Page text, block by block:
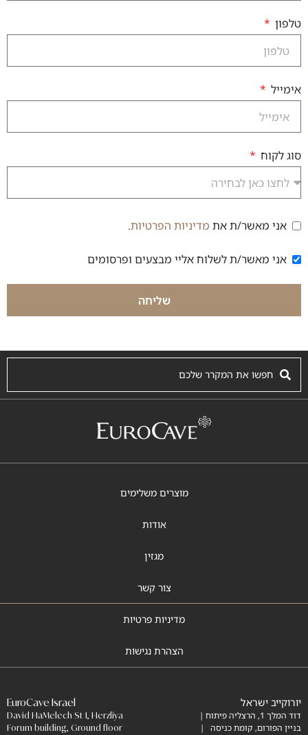
טלפון
אימייל
סוג לקוח
הסכמה למדיניות פרטיות
אני מאשר/ת את מדיניות הפרטיות.
הסכמה לקבלת דיוור
אני מאשר/ת לשלוח אליי מבצעים ופרסומים
שליחה
מוצרים משלימים
אודות
מגזין
צור קשר
מדיניות פרטיות
הצהרת נגישות
יורוקייב ישראל
דוד המלך 1, הרצליה פיתוח |
בניין הפורום, קומת כניסה |
EuroCave Israel
David HaMelech St 1, Herzliya
Forum building, Ground floor